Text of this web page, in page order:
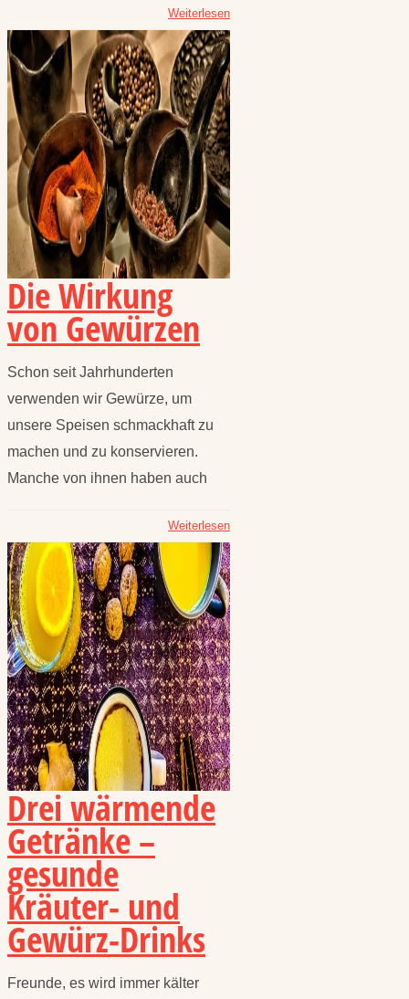
Weiterlesen
Die Wirkung
von Gewürzen
Schon seit Jahrhunderten
verwenden wir Gewürze, um
unsere Speisen schmackhaft zu
machen und zu konservieren.
Manche von ihnen haben auch
Weiterlesen
Drei wärmende
Getränke –
gesunde
Kräuter- und
Gewürz-Drinks
Freunde, es wird immer kälter